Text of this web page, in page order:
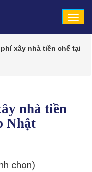
xây nhà tiền chế tại
nhà tiền
Nhật
chọn)